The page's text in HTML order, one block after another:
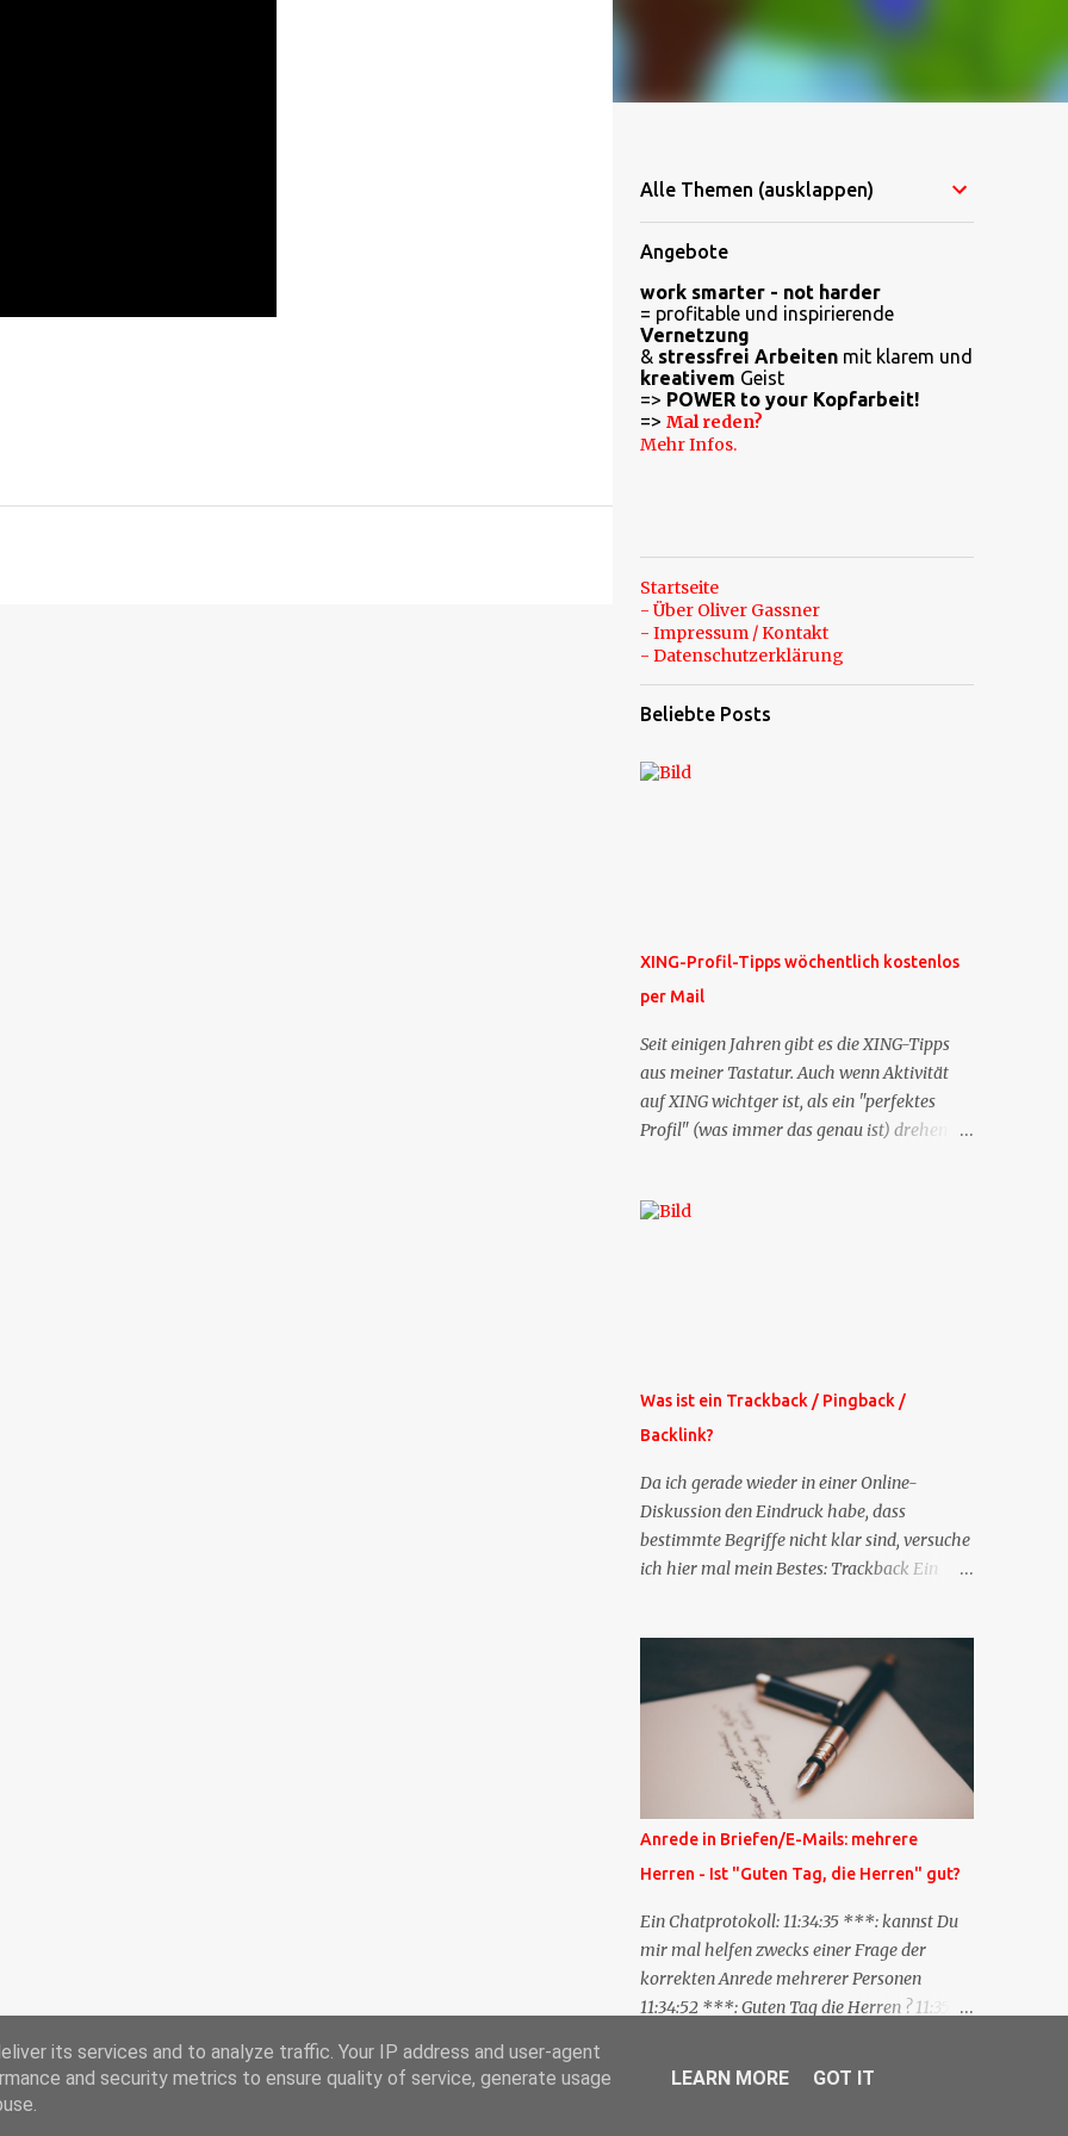
Alle Themen (ausklappen)
Angebote
work smarter - not harder
= profitable und inspirierende
Vernetzung
& stressfrei Arbeitenmit klarem und
kreativem Geist
=> POWER to your Kopfarbeit!
=> Mal reden?
Mehr Infos.
Startseite
- Über Oliver Gassner
- Impressum / Kontakt
- Datenschutzerklärung
Beliebte Posts
XING-Profil-Tipps wöchentlich kostenlos
per Mail
Seit einigen Jahren gibt es die XING-Tipps
aus meiner Tastatur. Auch wenn Aktivität
auf XING wichtger ist, als ein "perfektes
Profil" (was immer das genau ist) drehen
es jetzt die Profil-Fragen zu XING als eigene
Weitere Mailangebote dieser Art sehen Sie
auf meiner XING-Seite oder hier oben rechts
im Blog. Die Profilfragen werde ich
mittelfristig aus der normalen XING-Tipp-
Mail entfernen, da ich sie so nur an einer
Stelle pflegen muss.
Was ist ein Trackback / Pingback /
Backlink?
Da ich gerade wieder in einer Online-
Diskussion den Eindruck habe, dass
bestimmte Begriffe nicht klar sind, versuche
ich hier mal mein Bestes: Trackback Ein
besagt: "Lieber Blogeintrag, ich habe einen
Kommentar zu dir geschrieben, aber nicht
bei dir in den Kommentaren sondern in
meinem Blog. Bitte vermerke das doch,
damit deine Leser auch mal vorbeischauen,
was ich zu deinem Inhalt zu sagen hatte."
Diese Nachrichtenfunktion wird
'angestoßen' in dem 'mein' Blog an die
'TrackbackURL' des Anderen einen 'Ping'
schickt, d.h. ein paar Parameter übergibt
(URL meines Eintrags, Kurzzitat meines
Beitrags). Praktisch muss man nichts
Anderes tun, als die TrackbackURL beim
einzufügen. Trackbacks und TrackbackURLs
Anrede in Briefen/E-Mails: mehrere
Herren - Ist "Guten Tag, die Herren" gut?
Ein Chatprotokoll: 11:34:35 ***: kannst Du
mir mal helfen zwecks einer Frage der
korrekten Anrede mehrerer Personen
11:34:52 ***: Guten Tag die Herren ? 11:35:07
its services and to analyze traffic. Your IP address and user-agent
and security metrics to ensure quality of service, generate usage
LEARN MORE GOT IT